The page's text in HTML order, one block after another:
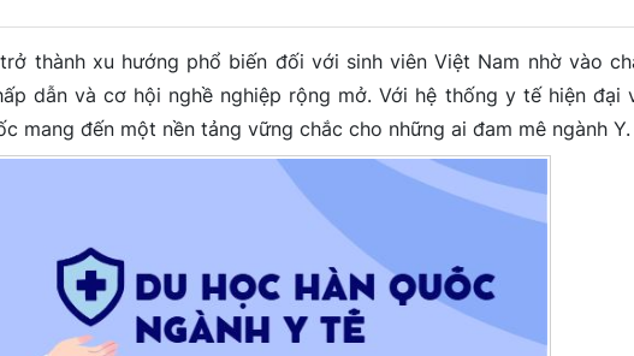
thành xu hướng phổ biến đối với sinh viên Việt Nam nhờ vào
dẫn và cơ hội nghề nghiệp rộng mở. Với hệ thống y tế hiện đại
mang đến một nền tảng vững chắc cho những ai đam mê ngành Y.